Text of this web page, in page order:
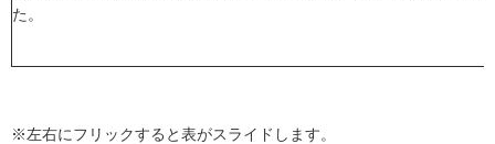
た。
※左右にフリックすると表がスライドします。